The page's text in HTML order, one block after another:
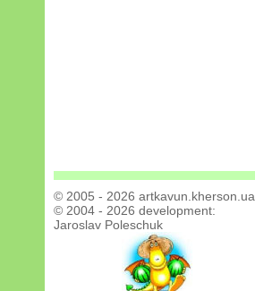
© 2005 - 2026 artkavun.kherson.ua
© 2004 - 2026 development:
Jaroslav Poleschuk